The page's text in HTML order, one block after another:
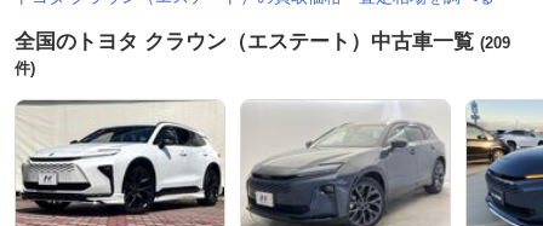
全国のトヨタ クラウン（エステート）中古車一覧 (209
件)